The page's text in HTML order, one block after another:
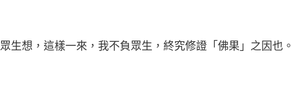
想，這樣一來，我不負眾生，終究修證「佛果」之因也。